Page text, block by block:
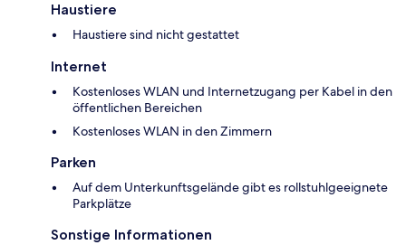
Haustiere
Haustiere sind nicht gestattet
Internet
Kostenloses WLAN und Internetzugang per Kabel in den
öffentlichen Bereichen
Kostenloses WLAN in den Zimmern
Parken
Auf dem Unterkunftsgelände gibt es rollstuhlgeeignete
Parkplätze
Sonstige Informationen